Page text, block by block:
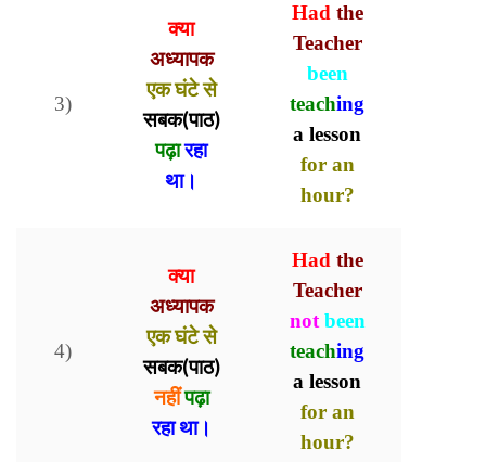
3)
क्या
अध्यापक
एक घंटे से
सबक(पाठ)
पढ़ारहा
था।
Had the
Teacher
been
teaching
a lesson
for an
hour?
4)
क्या
अध्यापक
एक घंटे से
सबक(पाठ)
नहींपढ़ा
रहा था।
Had the
Teacher
not been
teaching
a lesson
for an
hour?